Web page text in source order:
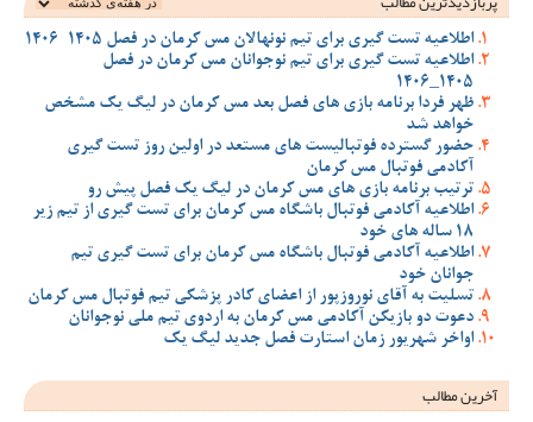
اطلاعیه تست گیری برای تیم نونهالان مس کرمان در فصل 1405-1406
اطلاعیه تست گیری برای تیم نوجوانان مس کرمان در فصل
1405_1406
ظهر فردا برنامه بازی های فصل بعد مس کرمان در لیگ یک مشخص
خواهد شد
حضور گسترده فوتبالیست های مستعد در اولین روز تست گیری
آکادمی فوتبال مس کرمان
ترتیب برنامه بازی های مس کرمان در لیگ یک فصل پیش رو
اطلاعیه آکادمی فوتبال باشگاه مس کرمان برای تست گیری از تیم زیر
18 ساله های خود
اطلاعیه آکادمی فوتبال باشگاه مس کرمان برای تست گیری تیم
جوانان خود
تسلیت به آقای نوروزپور از اعضای کادر پزشکی تیم فوتبال مس کرمان
دعوت دو بازیکن آکادمی مس کرمان به اردوی تیم ملی نوجوانان
اواخر شهریور زمان استارت فصل جدید لیگ یک
آخرین مطالب